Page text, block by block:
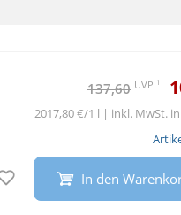
137,60 UVP 1
2017,80 €/1 l | inkl. MwSt.
Auf den Merkzettel
In den